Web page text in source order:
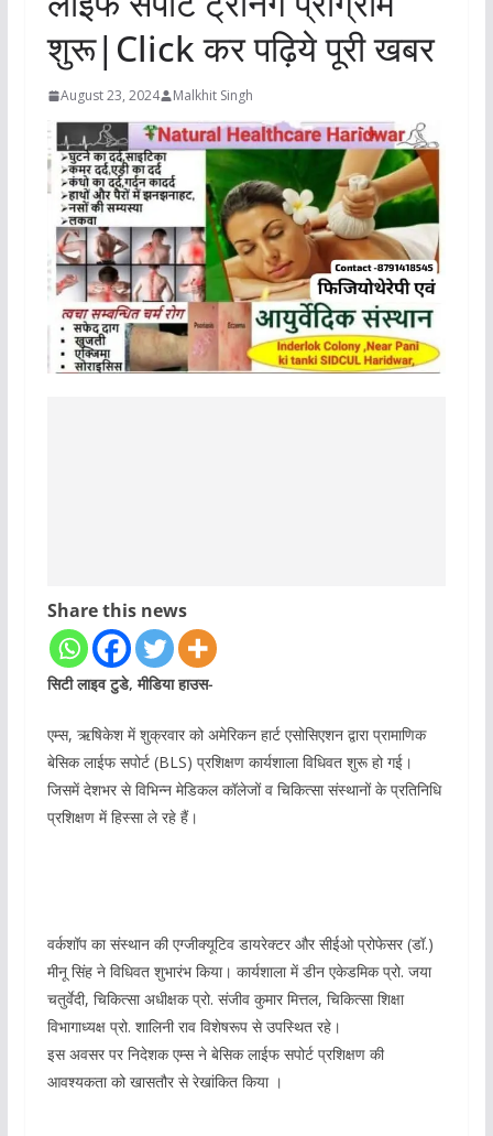
शुरू|Click कर पढ़िये पूरी खबर
August 23, 2024 Malkhit Singh
Share this news
सिटी लाइव टुडे, मीडिया हाउस-
एम्स, ऋषिकेश में शुक्रवार को अमेरिकन हार्ट एसोसिएशन द्वारा प्रामाणिक
बेसिक लाईफ सपोर्ट (BLS) प्रशिक्षण कार्यशाला विधिवत शुरू हो गई।
जिसमें देशभर से विभिन्न मेडिकल कॉलेजों व चिकित्सा संस्थानों के प्रतिनिधि
प्रशिक्षण में हिस्सा ले रहे हैं।
वर्कशॉप का संस्थान की एग्जीक्यूटिव डायरेक्टर और सीईओ प्रोफेसर (डॉ.)
मीनू सिंह ने विधिवत शुभारंभ किया। कार्यशाला में डीन एकेडमिक प्रो. जया
चतुर्वेदी, चिकित्सा अधीक्षक प्रो. संजीव कुमार मित्तल, चिकित्सा शिक्षा
विभागाध्यक्ष प्रो. शालिनी राव विशेषरूप से उपस्थित रहे।
इस अवसर पर निदेशक एम्स ने बेसिक लाईफ सपोर्ट प्रशिक्षण की
आवश्यकता को खासतौर से रेखांकित किया ।